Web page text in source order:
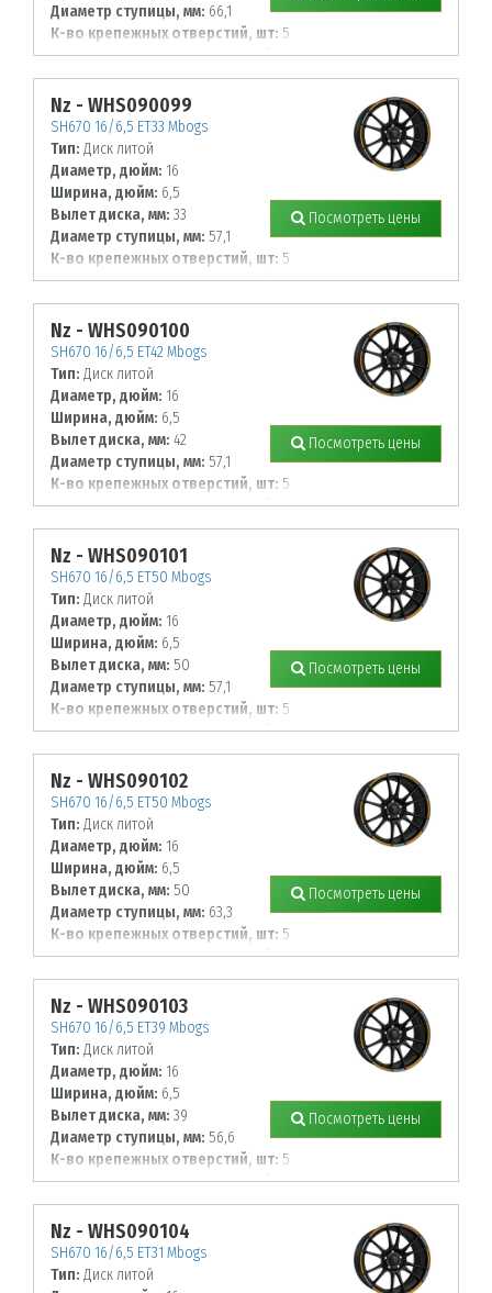
Диаметр ступицы, мм: 66,1
К-во крепежных отверстий, шт: 5
Диаметр располож. отверстий, мм:
114,3
Nz - WHS090099
SH670 16/6,5 ET33 Mbogs
Тип: Диск литой
Диаметр, дюйм: 16
Ширина, дюйм: 6,5
Вылет диска, мм: 33
Диаметр ступицы, мм: 57,1
К-во крепежных отверстий, шт: 5
Диаметр располож. отверстий, мм:
112
Посмотреть цены
Nz - WHS090100
SH670 16/6,5 ET42 Mbogs
Тип: Диск литой
Диаметр, дюйм: 16
Ширина, дюйм: 6,5
Вылет диска, мм: 42
Диаметр ступицы, мм: 57,1
К-во крепежных отверстий, шт: 5
Диаметр располож. отверстий, мм:
112
Посмотреть цены
Nz - WHS090101
SH670 16/6,5 ET50 Mbogs
Тип: Диск литой
Диаметр, дюйм: 16
Ширина, дюйм: 6,5
Вылет диска, мм: 50
Диаметр ступицы, мм: 57,1
К-во крепежных отверстий, шт: 5
Диаметр располож. отверстий, мм:
112
Посмотреть цены
Nz - WHS090102
SH670 16/6,5 ET50 Mbogs
Тип: Диск литой
Диаметр, дюйм: 16
Ширина, дюйм: 6,5
Вылет диска, мм: 50
Диаметр ступицы, мм: 63,3
К-во крепежных отверстий, шт: 5
Диаметр располож. отверстий, мм:
108
Посмотреть цены
Nz - WHS090103
SH670 16/6,5 ET39 Mbogs
Тип: Диск литой
Диаметр, дюйм: 16
Ширина, дюйм: 6,5
Вылет диска, мм: 39
Диаметр ступицы, мм: 56,6
К-во крепежных отверстий, шт: 5
Диаметр располож. отверстий, мм:
105
Посмотреть цены
Nz - WHS090104
SH670 16/6,5 ET31 Mbogs
Тип: Диск литой